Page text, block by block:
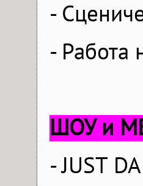
-
- Работа
ШОУ и
-JUST